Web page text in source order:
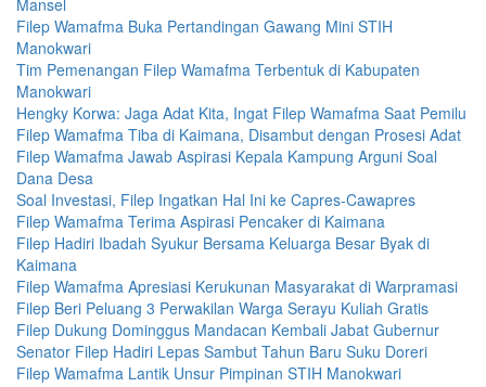
Filep Wamafma Buka Pertandingan Gawang Mini STIH
Manokwari
Tim Pemenangan Filep Wamafma Terbentuk di Kabupaten
Manokwari
Hengky Korwa: Jaga Adat Kita, Ingat Filep Wamafma Saat Pemilu
Filep Wamafma Tiba di Kaimana, Disambut dengan Prosesi Adat
Filep Wamafma Jawab Aspirasi Kepala Kampung Arguni Soal
Dana Desa
Soal Investasi, Filep Ingatkan Hal Ini ke Capres-Cawapres
Filep Wamafma Terima Aspirasi Pencaker di Kaimana
Filep Hadiri Ibadah Syukur Bersama Keluarga Besar Byak di
Kaimana
Filep Wamafma Apresiasi Kerukunan Masyarakat di Warpramasi
Filep Beri Peluang 3 Perwakilan Warga Serayu Kuliah Gratis
Filep Dukung Dominggus Mandacan Kembali Jabat Gubernur
Senator Filep Hadiri Lepas Sambut Tahun Baru Suku Doreri
Filep Wamafma Lantik Unsur Pimpinan STIH Manokwari